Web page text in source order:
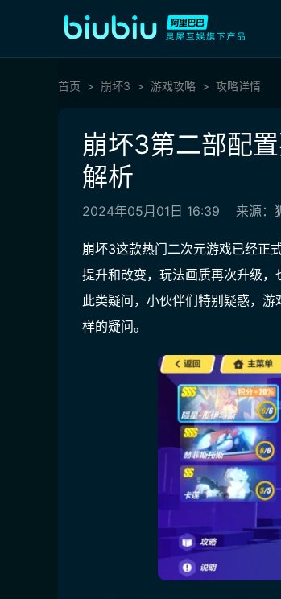
首页 崩坏3 游戏攻略 攻略详情
崩坏3第二部配
解析
2024年05月01日 16:39 来源：
崩坏3这款热门二次元游戏已经正
提升和改变，玩法画质再次升级
此类疑问，小伙伴们特别疑惑，
样的疑问。